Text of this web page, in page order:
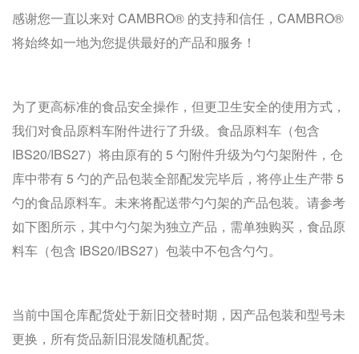
感谢您一直以来对 CAMBRO® 的支持和信任，CAMBRO®
将始终如一地为您提供最好的产品和服务！
为了更高标准的食品安全操作，但更卫生安全的使用方式，
我们对食品原料车附件进行了升级。食品原料车（包含
IBS20/IBS27）将由原有的 5 勺附件升级为勺勺架附件，仓
库中带有 5 勺的产品包装全部配发完毕后，将停止生产带 5
勺的食品原料车。未来将配送带勺勺架的产品包装。请参考
如下图所示，其中勺勺架为独立产品，需单独购买，食品原
料车（包含 IBS20/IBS27）包装中不包含勺勺。
当前中国仓库配货处于新旧交替时期，因产品包装和型号未
更换，所有货品新旧混发随机配货。